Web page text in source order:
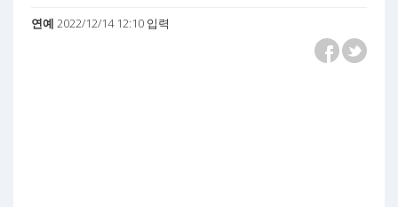
연예 2022/12/14 12:10 입력